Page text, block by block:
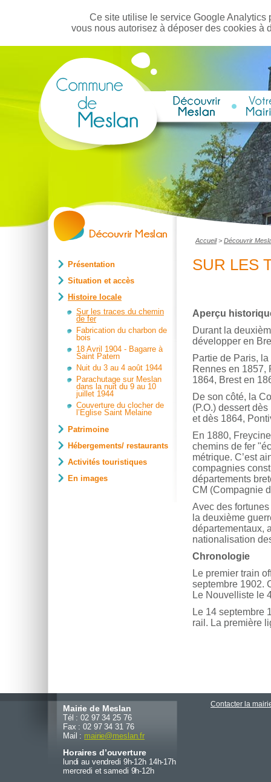
Ce site utilise le service Google
vous nous autorisez à déposer des cookies
Présentation
Situation et accès
Histoire locale
Sur les traces du chemin
de fer
Fabrication du charbon de
bois
18 Avril 1904 - Bagarre à
Saint Patern
Nuit du 3 au 4 août 1944
Parachutage sur Meslan
dans la nuit du 9 au 10
juillet 1944
Couverture du clocher de
l’Eglise Saint Melaine
Patrimoine
Hébergements/ restaurants
Activités touristiques
En images
Accueil> Découvrir
SUR LES
Aperçu
Durant la
développer en
Partie de Paris,
Rennes en 1857,
1864, Brest en
De son côté, la
(P.O.) dessert
et dès 1864,
En 1880,
chemins de fer
métrique. C’est
compagnies
départements
CM (Compagnie
Avec des
la deuxième
départementaux,
nationalisation
Chronologie
Le premier train
septembre 1902.
Le Nouvelliste le
Le 14 septembre
rail. La première
Mairie de Meslan
Tél : 02 97 34 25 76
Fax : 02 97 34 31 76
Mail : mairie@meslan.fr
Horaires d’ouverture
lundi au vendredi 9h-12h 14h-17h
mercredi et samedi 9h-12h
Contacter la